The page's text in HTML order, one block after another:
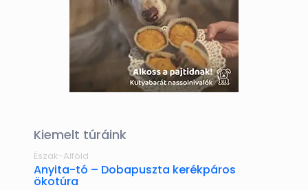
Kiemelt túráink
Észak-Alföld
Anyita-tó – Dobapuszta kerékpáros
ökotúra